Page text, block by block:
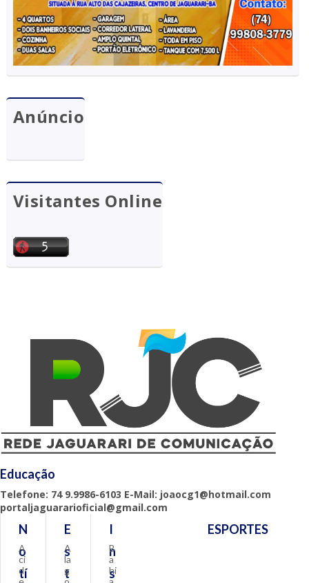
Anúncio
Visitantes Online
Educação
Telefone: 74 9.9986-6103 E-Mail: joaocg1@hotmail.com
portaljaguararioficial@gmail.com
N
o
tí
A
ci
d
E
s
t
A
la
g
I
n
s
B
a
hi
ESPORTES